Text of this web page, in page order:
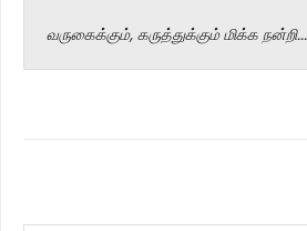
வருகைக்கும், கருத்துக்கும் மிக்க